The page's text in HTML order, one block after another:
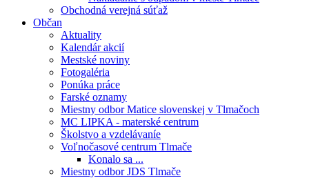
Obchodná verejná súťaž
Občan
Aktuality
Kalendár akcií
Mestské noviny
Fotogaléria
Ponúka práce
Farské oznamy
Miestny odbor Matice slovenskej v Tlmačoch
MC LIPKA - materské centrum
Školstvo a vzdelávaníe
Voľnočasové centrum Tlmače
Konalo sa ...
Miestny odbor JDS Tlmače